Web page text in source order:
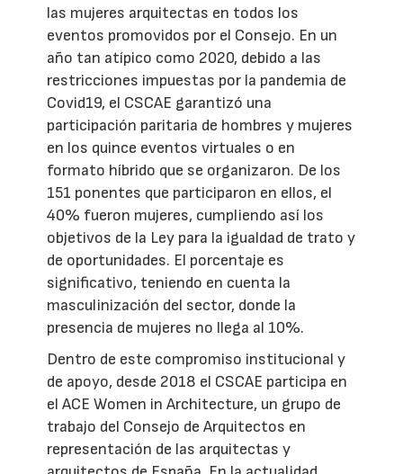
las mujeres arquitectas en todos los
eventos promovidos por el Consejo. En un
año tan atípico como 2020, debido a las
restricciones impuestas por la pandemia de
Covid19, el CSCAE garantizó una
participación paritaria de hombres y mujeres
en los quince eventos virtuales o en
formato híbrido que se organizaron. De los
151 ponentes que participaron en ellos, el
40% fueron mujeres, cumpliendo así los
objetivos de la Ley para la igualdad de trato y
de oportunidades. El porcentaje es
significativo, teniendo en cuenta la
masculinización del sector, donde la
presencia de mujeres no llega al 10%.
Dentro de este compromiso institucional y
de apoyo, desde 2018 el CSCAE participa en
el ACE Women in Architecture, un grupo de
trabajo del Consejo de Arquitectos en
representación de las arquitectas y